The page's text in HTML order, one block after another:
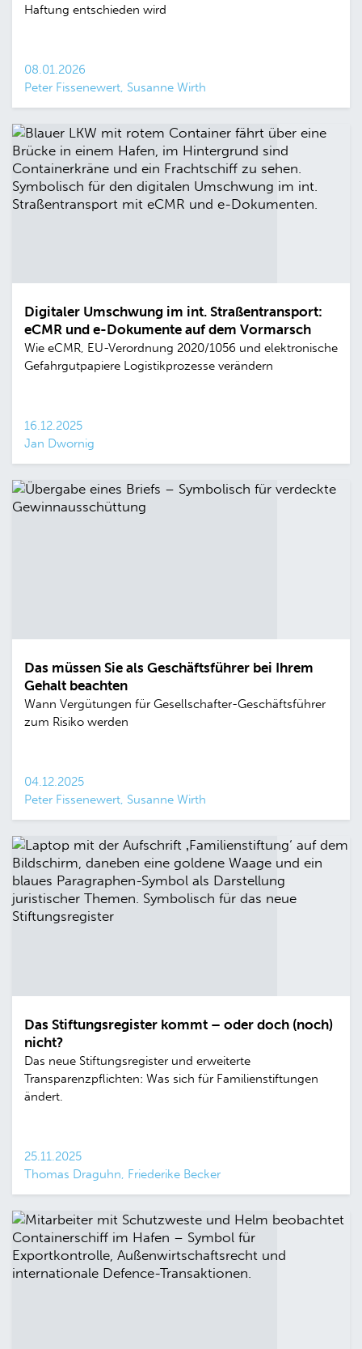
Haftung entschieden wird
08.01.2026
Peter Fissenewert, Susanne Wirth
Digitaler Umschwung im int. Straßentransport:
eCMR und e-Dokumente auf dem Vormarsch
Wie eCMR, EU-Verordnung 2020/1056 und elektronische
Gefahrgutpapiere Logistikprozesse verändern
16.12.2025
Jan Dwornig
Das müssen Sie als Geschäftsführer bei Ihrem
Gehalt beachten
Wann Vergütungen für Gesellschafter-Geschäftsführer
zum Risiko werden
04.12.2025
Peter Fissenewert, Susanne Wirth
Das Stiftungsregister kommt – oder doch (noch)
nicht?
Das neue Stiftungsregister und erweiterte
Transparenzpflichten: Was sich für Familienstiftungen
ändert.
25.11.2025
Thomas Draguhn, Friederike Becker